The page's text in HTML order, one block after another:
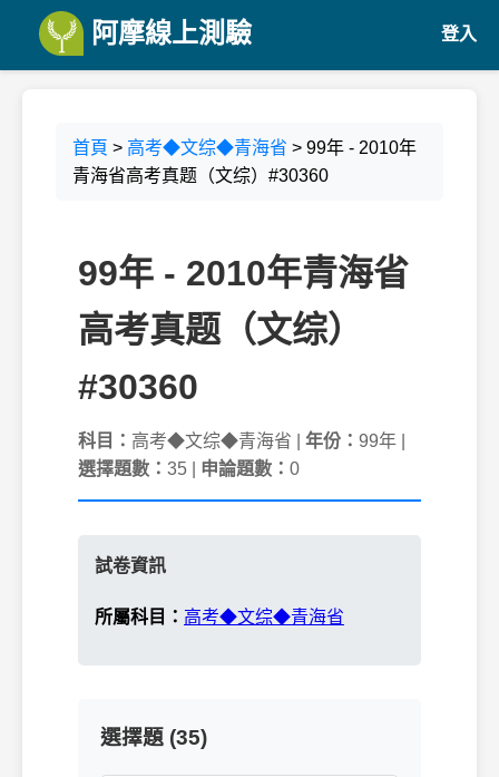
阿摩線上測驗 登入
首頁 > 高考◆文综◆青海省 > 99年 - 2010年
青海省高考真题（文综）#30360
99年 - 2010年青海省
高考真题（文综）
#30360
科目： 高考◆文综◆青海省 | 年份： 99年 |
選擇題數： 35 | 申論題數： 0
試卷資訊
所屬科目： 高考◆文综◆青海省
選擇題 (35)